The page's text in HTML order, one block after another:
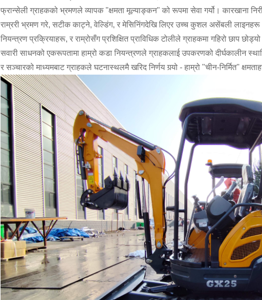
फ्रान्सेली ग्राहकको भ्रमणले व्यापक "क्षमता मूल्याङ्कन" को रूपमा सेवा गर्यो। कारखाना
राम्ररी भ्रमण गरे, सटीक काट्ने, वेल्डिंग, र मेसिनिंगदेखि लिएर उच्च कुशल असेंबली लाइनहरू
नियन्त्रण प्रक्रियाहरू, र राम्रोसँग प्रशिक्षित प्राविधिक टोलीले ग्राहकमा गहिरो छाप
सवारी साधनको एकरूपतामा हाम्रो कडा नियन्त्रणले ग्राहकलाई उपकरणको दीर्घकालीन
र सञ्चारको माध्यमबाट ग्राहकले घटनास्थलमै खरिद निर्णय गर्‍यो - हाम्रो "चीन-निर्मित"